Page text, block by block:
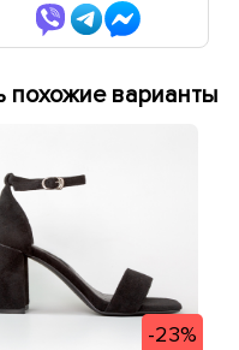
похожие варианты
-23%